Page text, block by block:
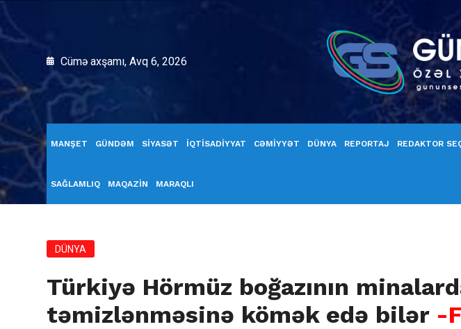
Cümə axşamı, Avq 6, 2026
MANŞET GÜNDƏM SİYASƏT İQTİSADİYYAT CƏMİYYƏT DÜNYA REPORTAJ REDAKTOR
SAĞLAMLIQ MAQAZİN MARAQLI
DÜNYA
Türkiyə Hörmüz boğazının
təmizlənməsinə kömək edə bilər -